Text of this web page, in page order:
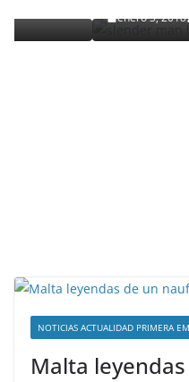
enero 3, 2018 Grecia Cortez
NOTICIAS ACTUALIDAD PRIMERA
Malta